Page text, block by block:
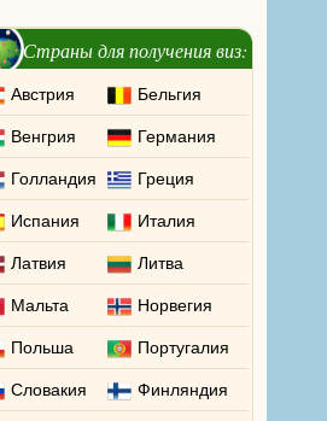
Страны для получения виз:
Австрия Бельгия
Венгрия Германия
Голландия Греция
Испания Италия
Латвия Литва
Мальта Норвегия
Польша Португалия
Словакия Финляндия